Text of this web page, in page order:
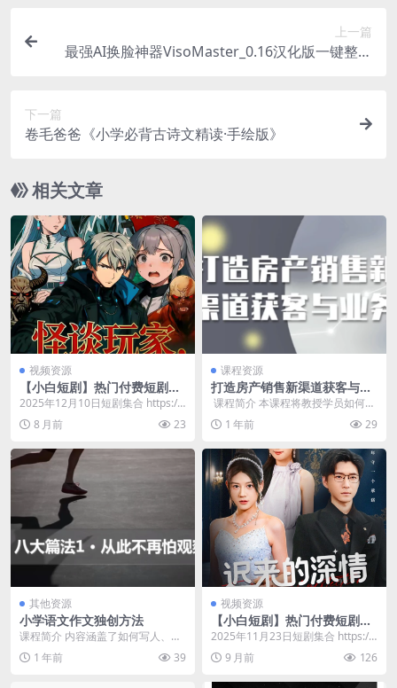
上一篇
最强AI换脸神器VisoMaster_0.16汉化版一键整合
下一篇
卷毛爸爸《小学必背古诗文精读·手绘版》
相关文章
视频资源
【小白短剧】热门付费短剧资
源分享2025年12月10日 47部
2025年12月10日短剧集合 https://
pan.quark.cn/s/f...
8 月前 23
课程资源
打造房产销售新渠道获客与业
务
​ 课程简介 本课程将教授学员如何通
过数字化渠道打造房产销售新渠
道，以吸引潜在客...
1 年前 29
其他资源
小学语文作文独创方法
课程简介 内容涵盖了如何写人、记
事、写景、状物等多个方面，通过
不同的视角和技巧，...
1 年前 39
视频资源
【小白短剧】热门付费短剧资
源分享2025年11月23日 67部
2025年11月23日短剧集合 https://
pan.quark.cn/s/c...
9 月前 126